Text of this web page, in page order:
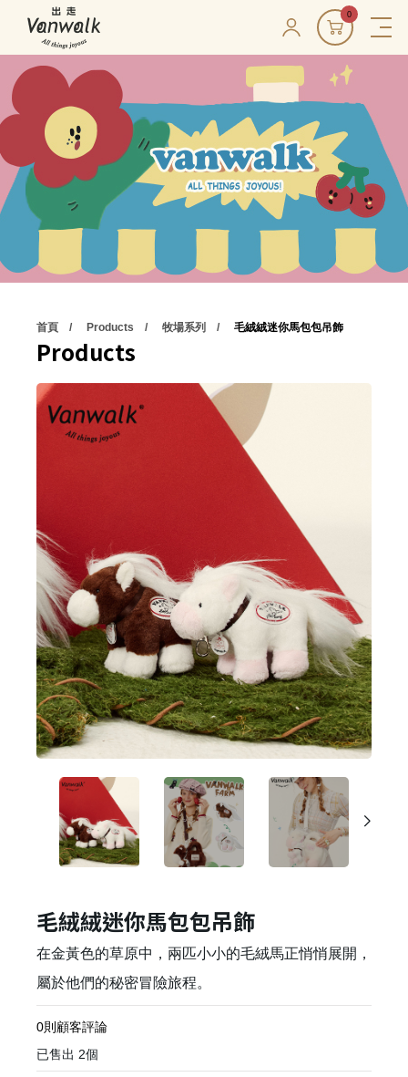
0
首頁 Products 牧場系列 毛絨絨迷你馬包包吊飾
Products
毛絨絨迷你馬包包吊飾
在金黃色的草原中，兩匹小小的毛絨馬正悄悄展開，
屬於他們的秘密冒險旅程。
0則顧客評論
已售出 2個